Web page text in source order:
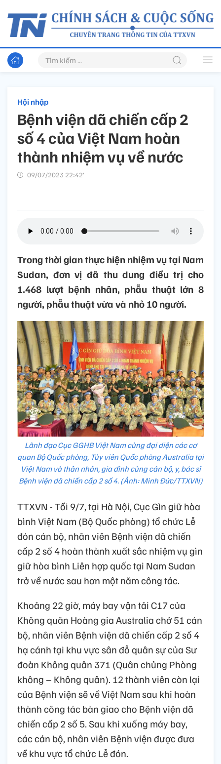
Hội nhập
Bệnh viện dã chiến cấp 2
số 4 của Việt Nam hoàn
thành nhiệm vụ về nước
09/07/2023 22:42’
Trong thời gian thực hiện nhiệm vụ tại Nam
Sudan, đơn vị đã thu dung điều trị cho
1.468 lượt bệnh nhân, phẫu thuật lớn 8
người, phẫu thuật vừa và nhỏ 10 người.
Lãnh đạo Cục GGHB Việt Nam cùng đại diện các cơ
quan Bộ Quốc phòng, Tùy viên Quốc phòng Australia tại
Việt Nam và thân nhân, gia đình cùng cán bộ, y, bác sĩ
Bệnh viện dã chiến cấp 2 số 4. (Ảnh: Minh Đức/TTXVN)
TTXVN - Tối 9/7, tại Hà Nội, Cục Gìn giữ hòa
bình Việt Nam (Bộ Quốc phòng) tổ chức Lễ
đón cán bộ, nhân viên Bệnh viện dã chiến
cấp 2 số 4 hoàn thành xuất sắc nhiệm vụ gìn
giữ hòa bình Liên hợp quốc tại Nam Sudan
trở về nước sau hơn một năm công tác.
Khoảng 22 giờ, máy bay vận tải C17 của
Không quân Hoàng gia Australia chở 51 cán
bộ, nhân viên Bệnh viện dã chiến cấp 2 số 4
hạ cánh tại khu vực sân đỗ quân sự của Sư
đoàn Không quân 371 (Quân chủng Phòng
không – Không quân). 12 thành viên còn lại
của Bệnh viện sẽ về Việt Nam sau khi hoàn
thành công tác bàn giao cho Bệnh viện dã
chiến cấp 2 số 5. Sau khi xuống máy bay,
các cán bộ, nhân viên Bệnh viện được đưa
về khu vực tổ chức Lễ đón.